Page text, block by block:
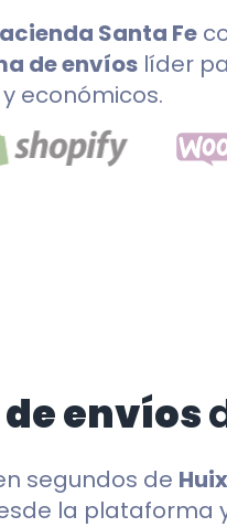
Santa Fe
de envíos líder
económicos.
envíos
segundos de
la plataforma